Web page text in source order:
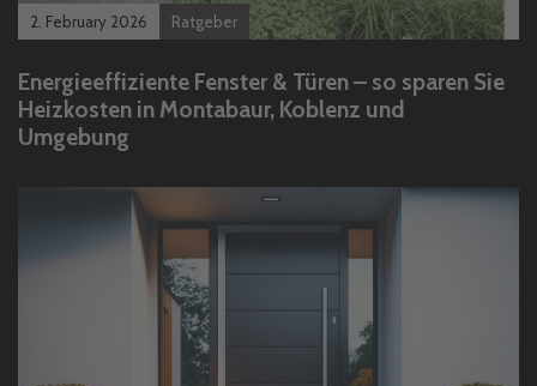
2. February 2026 Ratgeber
Energieeffiziente Fenster & Türen – so sparen Sie
Heizkosten in Montabaur, Koblenz und
Umgebung